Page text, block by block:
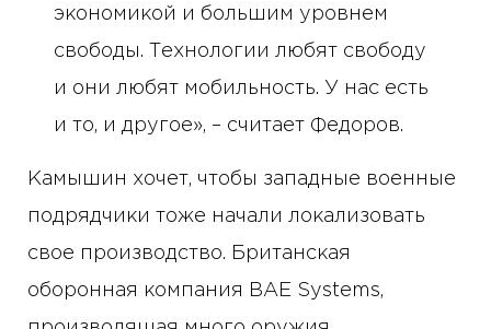
экономикой и большим уровнем
свободы. Технологии любят свободу
и они любят мобильность. У нас есть
и то, и другое», – считает Федоров.
Камышин хочет, чтобы западные военные
подрядчики тоже начали локализовать
свое производство. Британская
оборонная компания BAE Systems,